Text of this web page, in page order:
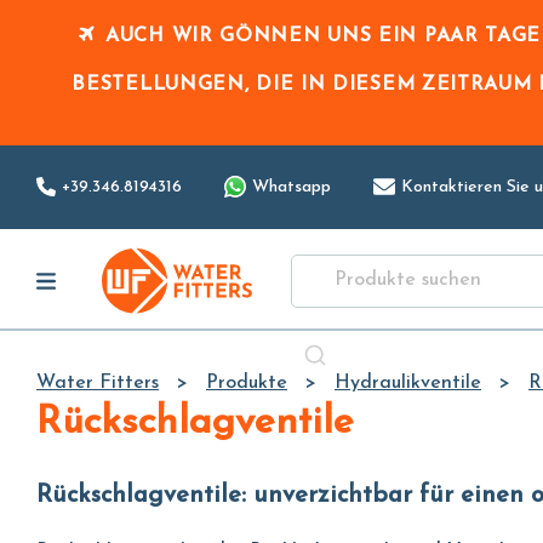
AUCH WIR GÖNNEN UNS EIN PAAR
BESTELLUNGEN, DIE IN DIESEM ZEITRAUM
+39.346.8194316 Whatsapp Kontaktieren Sie
Water Fitters Produkte Hydraulikventile
Rückschlagventile
Rückschlagventile: unverzichtbar für